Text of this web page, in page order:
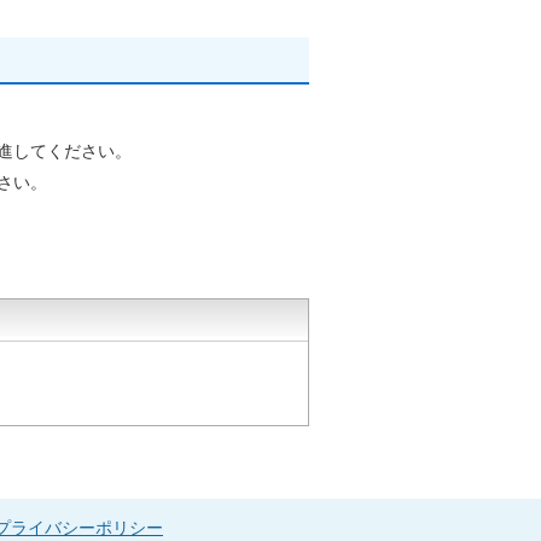
てください。
い。
ライバシーポリシー